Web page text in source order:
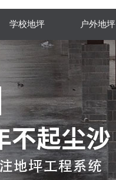
学校地坪 户外地坪